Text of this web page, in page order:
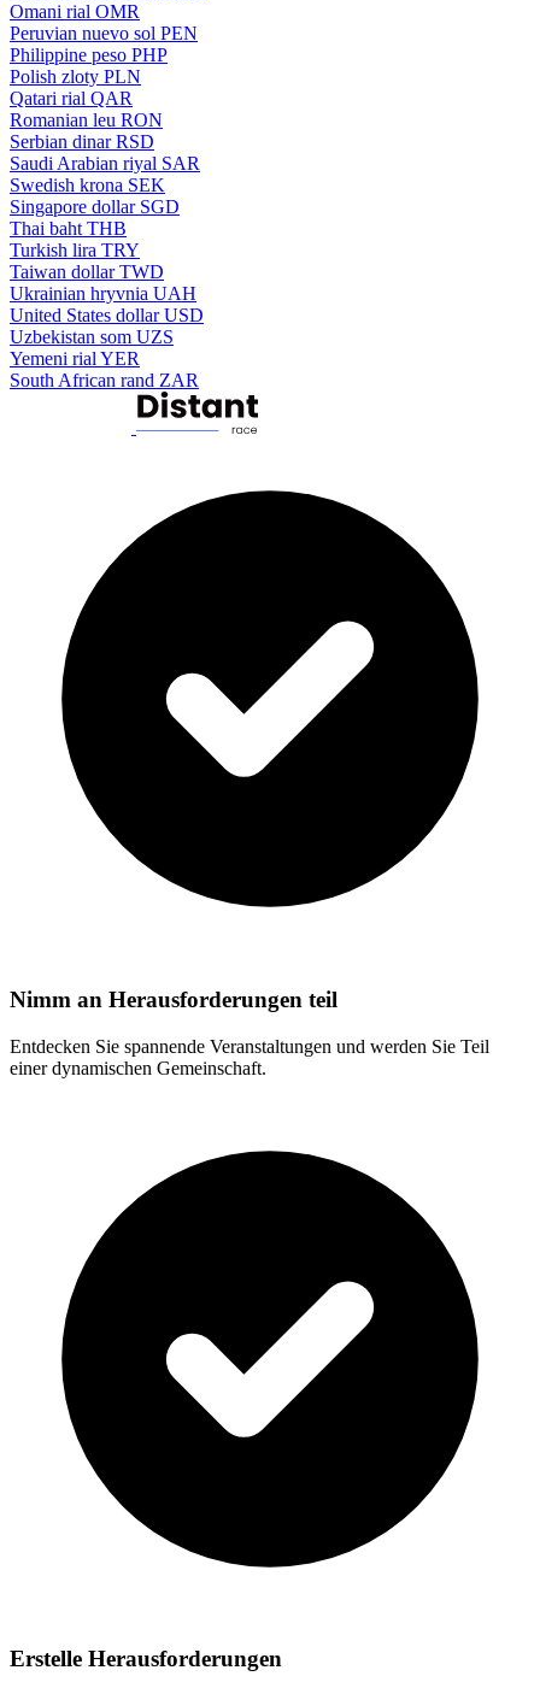
Omani rial OMR
Peruvian nuevo sol PEN
Philippine peso PHP
Polish zloty PLN
Qatari rial QAR
Romanian leu RON
Serbian dinar RSD
Saudi Arabian riyal SAR
Swedish krona SEK
Singapore dollar SGD
Thai baht THB
Turkish lira TRY
Taiwan dollar TWD
Ukrainian hryvnia UAH
United States dollar USD
Uzbekistan som UZS
Yemeni rial YER
South African rand ZAR
Nimm an Herausforderungen teil
Entdecken Sie spannende Veranstaltungen und werden Sie Teil
einer dynamischen Gemeinschaft.
Erstelle Herausforderungen